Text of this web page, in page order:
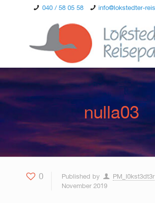
040 / 58 05 58 info@lokstedter-
nulla03
0 Published by PM_l0kst3dt3r
November 2019